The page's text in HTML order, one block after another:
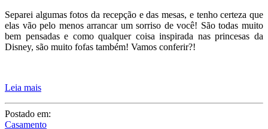
Separei algumas fotos da recepção e das mesas, e tenho certeza que
elas vão pelo menos arrancar um sorriso de você! São todas muito
bem pensadas e como qualquer coisa inspirada nas princesas da
Disney, são muito fofas também! Vamos conferir?!
Leia mais
Postado em:
Casamento